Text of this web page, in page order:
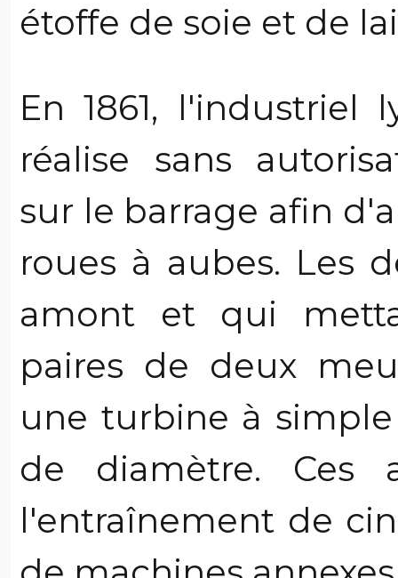
étoffe de soie et de
En 1861, l'industriel
réalise sans
sur le barrage afin
roues à aubes. Les
amont et qui
paires de deux
une turbine à
de diamètre. Ces
l'entraînement de